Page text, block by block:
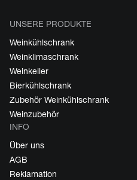
UNSERE PRODUKTE
Weinkühlschrank
Weinklimaschrank
Weinkeller
Bierkühlschrank
Zubehör Weinkühlschrank
Weinzubehör
INFO
Über uns
AGB
Reklamation